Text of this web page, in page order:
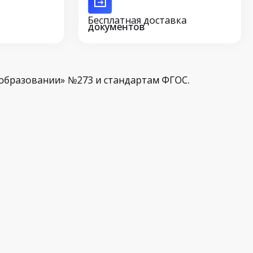
Бесплатная доставка
документов
№273 и стандартам ФГОС.